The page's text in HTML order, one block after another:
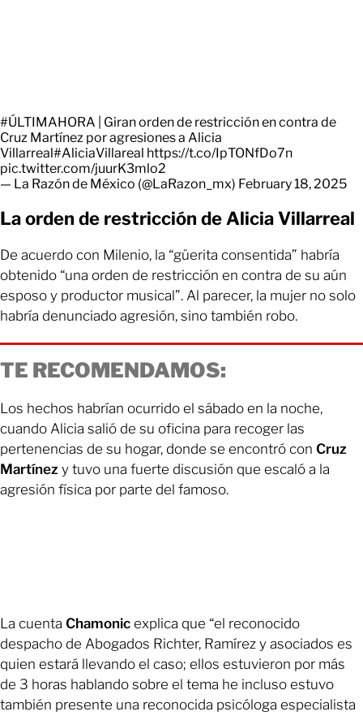
#ÚLTIMAHORA | Giran orden de restricción en contra de
Cruz Martínez por agresiones a Alicia
Villarreal#AliciaVillareal https://t.co/IpTONfDo7n
pic.twitter.com/juurK3mlo2
— La Razón de México (@LaRazon_mx) February 18, 2025
La orden de restricción de Alicia Villarreal
De acuerdo con Milenio, la “güerita consentida” habría
obtenido “una orden de restricción en contra de su aún
esposo y productor musical”. Al parecer, la mujer no solo
habría denunciado agresión, sino también robo.
TE RECOMENDAMOS:
Los hechos habrían ocurrido el sábado en la noche,
cuando Alicia salió de su oficina para recoger las
pertenencias de su hogar, donde se encontró con Cruz
Martínez y tuvo una fuerte discusión que escaló a la
agresión física por parte del famoso.
La cuenta Chamonic explica que “el reconocido
despacho de Abogados Richter, Ramírez y asociados es
quien estará llevando el caso; ellos estuvieron por más
de 3 horas hablando sobre el tema he incluso estuvo
también presente una reconocida psicóloga especialista